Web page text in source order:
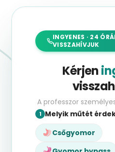
INGYENES · 24
VISSZAHÍVJUK
Kérjen
A professzor
1 Melyik műtét
Csőgyomor